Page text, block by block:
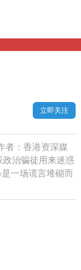
立即关注
者：香港资深媒
治骗徒用来迷惑
一场谎言堆砌而